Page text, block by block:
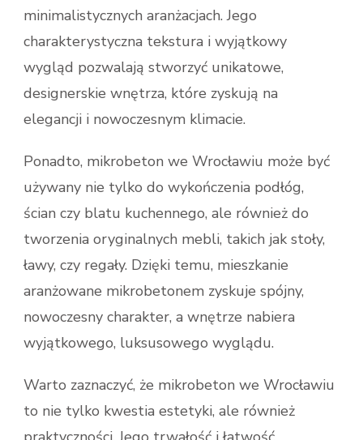
minimalistycznych aranżacjach. Jego
charakterystyczna tekstura i wyjątkowy
wygląd pozwalają stworzyć unikatowe,
designerskie wnętrza, które zyskują na
elegancji i nowoczesnym klimacie.
Ponadto, mikrobeton we Wrocławiu może być
używany nie tylko do wykończenia podłóg,
ścian czy blatu kuchennego, ale również do
tworzenia oryginalnych mebli, takich jak stoły,
ławy, czy regały. Dzięki temu, mieszkanie
aranżowane mikrobetonem zyskuje spójny,
nowoczesny charakter, a wnętrze nabiera
wyjątkowego, luksusowego wyglądu.
Warto zaznaczyć, że mikrobeton we Wrocławiu
to nie tylko kwestia estetyki, ale również